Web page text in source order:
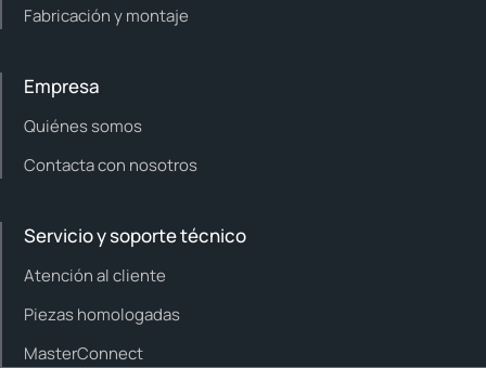
Fabricación y montaje
Empresa
Quiénes somos
Contacta con nosotros
Servicio y soporte técnico
Atención al cliente
Piezas homologadas
MasterConnect